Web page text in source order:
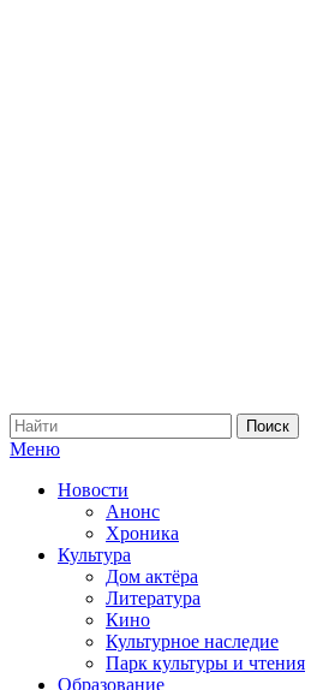
Меню
Новости
Анонс
Хроника
Культура
Дом актёра
Литература
Кино
Культурное наследие
Парк культуры и чтения
Образование